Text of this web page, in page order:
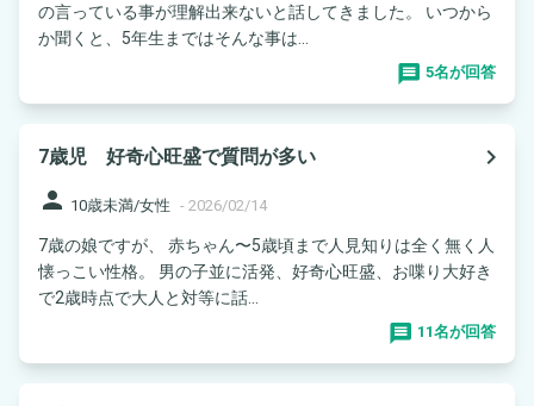
の言っている事が理解出来ないと話してきました。 いつから
か聞くと、5年生まではそんな事は...
5名が回答
7歳児 好奇心旺盛で質問が多い
navigate_next
person 10歳未満/女性 - 2026/02/14
7歳の娘ですが、 赤ちゃん〜5歳頃まで人見知りは全く無く人
懐っこい性格。 男の子並に活発、好奇心旺盛、お喋り大好き
で2歳時点で大人と対等に話...
11名が回答